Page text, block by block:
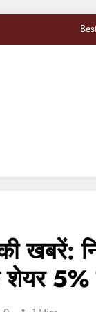
Sandisk Shares में
Nifty, Sensex
Future: Your
खबरें:
5%